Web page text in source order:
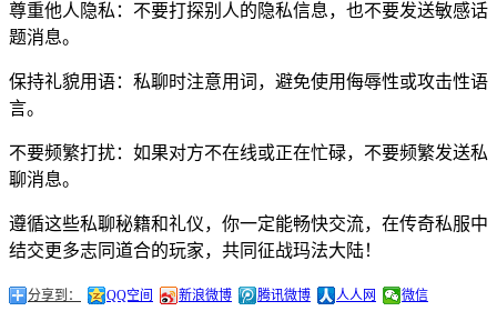
尊重他人隐私：不要打探别人的隐私信息，也不要发送敏感话
题消息。
保持礼貌用语：私聊时注意用词，避免使用侮辱性或攻击性语
言。
不要频繁打扰：如果对方不在线或正在忙碌，不要频繁发送私
聊消息。
遵循这些私聊秘籍和礼仪，你一定能畅快交流，在传奇私服中
结交更多志同道合的玩家，共同征战玛法大陆！
分享到： QQ空间 新浪微博 腾讯微博 人人网 微信